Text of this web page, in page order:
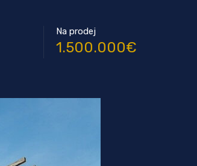
Na prodej
1.500.000€